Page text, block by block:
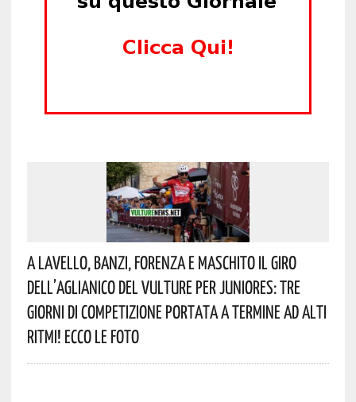
A Lavello, Banzi, Forenza E Maschito Il Giro
Dell’Aglianico Del Vulture Per Juniores: Tre
Giorni Di Competizione Portata A Termine Ad Alti
Ritmi! Ecco Le Foto